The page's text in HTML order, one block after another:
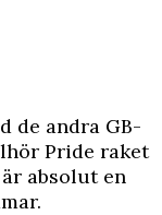
de andra GB-
Pride raket
absolut en